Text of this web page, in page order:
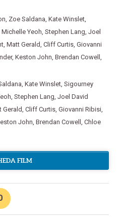
, Zoe Saldana, Kate Winslet,
Michelle Yeoh, Stephen Lang, Joel
, Matt Gerald, Cliff Curtis, Giovanni
, Keston John, Brendan Cowell ,
, Kate Winslet, Sigourney
, Stephen Lang, Joel David
Gerald, Cliff Curtis, Giovanni Ribisi,
John, Brendan Cowell , Chloe
FILM